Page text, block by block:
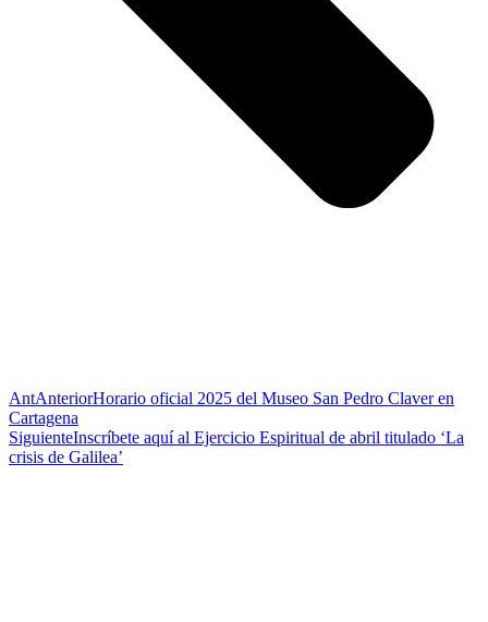
AntAnteriorHorario oficial 2025 del Museo San Pedro Claver en
Cartagena
SiguienteInscríbete aquí al Ejercicio Espiritual de abril titulado ‘La
crisis de Galilea’